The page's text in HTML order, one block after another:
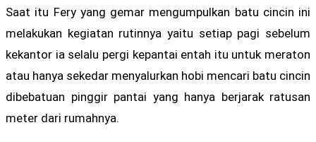
Saat itu Fery yang gemar mengumpulkan batu cincin ini
melakukan kegiatan rutinnya yaitu setiap pagi sebelum
kekantor ia selalu pergi kepantai entah itu untuk meraton
atau hanya sekedar menyalurkan hobi mencari batu cincin
dibebatuan pinggir pantai yang hanya berjarak ratusan
meter dari rumahnya.